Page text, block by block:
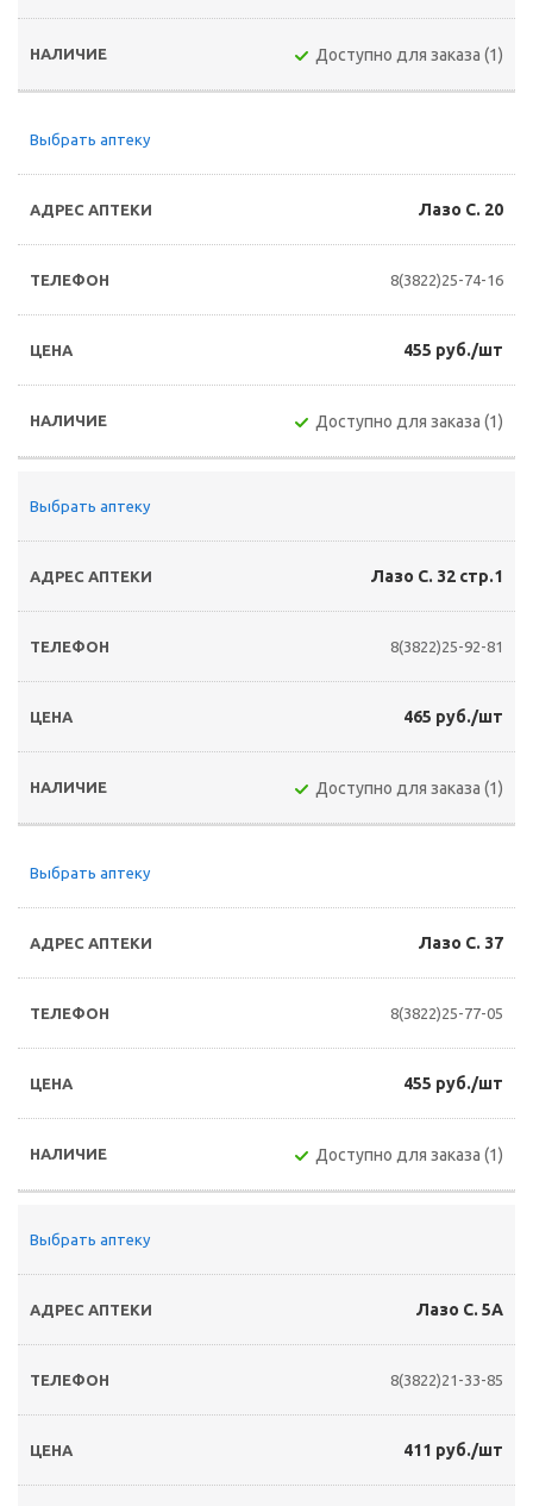
Доступно для заказа (1)
Выбрать аптеку
Лазо С. 20
8(3822)25-74-16
455 руб./шт
Доступно для заказа (1)
Выбрать аптеку
Лазо С. 32 стр.1
8(3822)25-92-81
465 руб./шт
Доступно для заказа (1)
Выбрать аптеку
Лазо С. 37
8(3822)25-77-05
455 руб./шт
Доступно для заказа (1)
Выбрать аптеку
Лазо С. 5А
8(3822)21-33-85
411 руб./шт